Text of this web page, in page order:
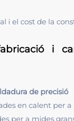
i el cost de la
i
de precisió
en calent per
per a mides